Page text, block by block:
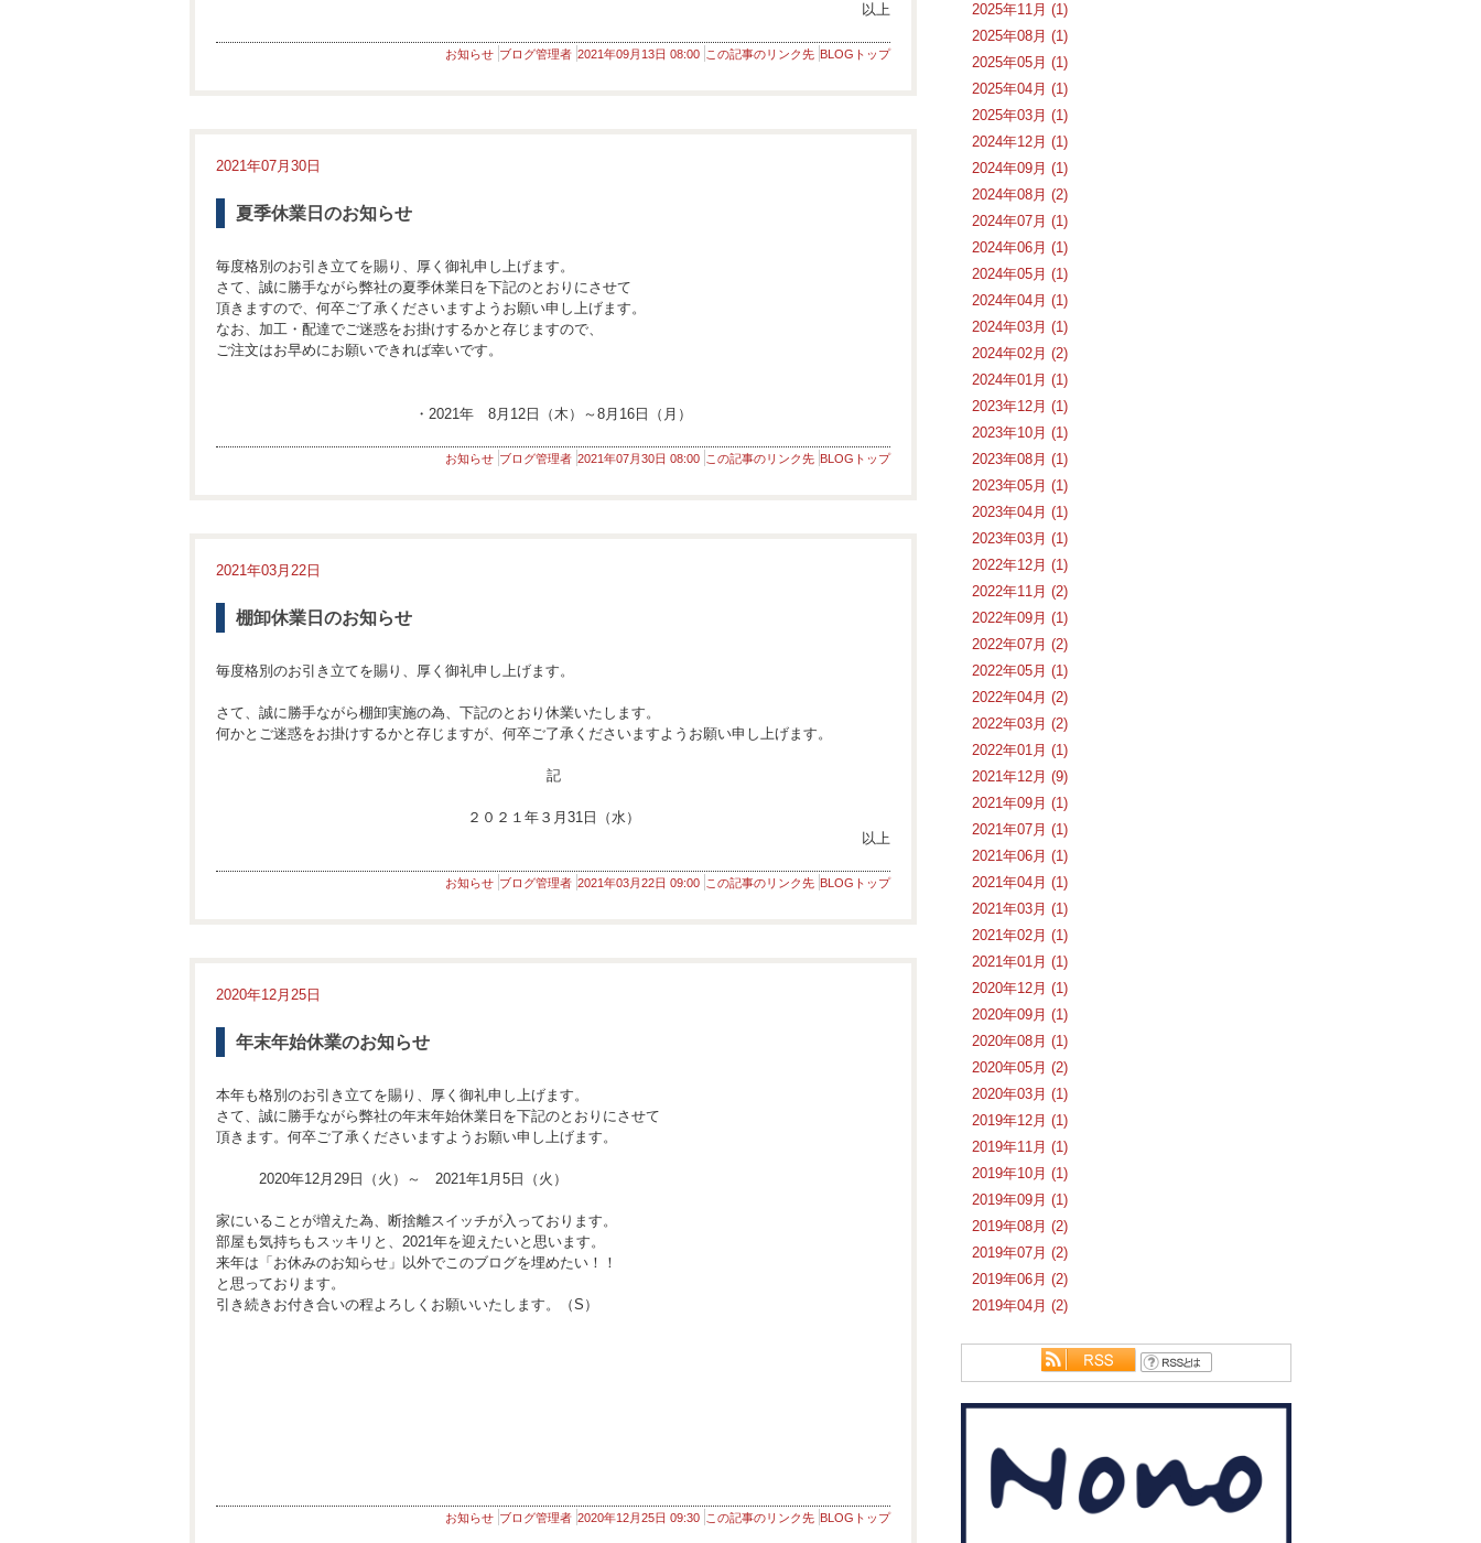
以上
お知らせ ブログ管理者 2021年09月13日 08:00 この記事のリンク先 BLOGトップ
2021年07月30日
夏季休業日のお知らせ
毎度格別のお引き立てを賜り、厚く御礼申し上げます。
さて、誠に勝手ながら弊社の夏季休業日を下記のとおりにさせて
頂きますので、何卒ご了承くださいますようお願い申し上げます。
なお、加工・配達でご迷惑をお掛けするかと存じますので、
ご注文はお早めにお願いできれば幸いです。
・2021年 8月12日（木）～8月16日（月）
お知らせ ブログ管理者 2021年07月30日 08:00 この記事のリンク先 BLOGトップ
2021年03月22日
棚卸休業日のお知らせ
毎度格別のお引き立てを賜り、厚く御礼申し上げます。
さて、誠に勝手ながら棚卸実施の為、下記のとおり休業いたします。
何かとご迷惑をお掛けするかと存じますが、何卒ご了承くださいますようお願い申し上げます。
記
２０２１年３月31日（水）
以上
お知らせ ブログ管理者 2021年03月22日 09:00 この記事のリンク先 BLOGトップ
2020年12月25日
年末年始休業のお知らせ
本年も格別のお引き立てを賜り、厚く御礼申し上げます。
さて、誠に勝手ながら弊社の年末年始休業日を下記のとおりにさせて
頂きます。何卒ご了承くださいますようお願い申し上げます。
2020年12月29日（火）～ 2021年1月5日（火）
家にいることが増えた為、断捨離スイッチが入っております。
部屋も気持ちもスッキリと、2021年を迎えたいと思います。
来年は「お休みのお知らせ」以外でこのブログを埋めたい！！
と思っております。
引き続きお付き合いの程よろしくお願いいたします。（S）
お知らせ ブログ管理者 2020年12月25日 09:30 この記事のリンク先 BLOGトップ
2025年11月 (1)
2025年08月 (1)
2025年05月 (1)
2025年04月 (1)
2025年03月 (1)
2024年12月 (1)
2024年09月 (1)
2024年08月 (2)
2024年07月 (1)
2024年06月 (1)
2024年05月 (1)
2024年04月 (1)
2024年03月 (1)
2024年02月 (2)
2024年01月 (1)
2023年12月 (1)
2023年10月 (1)
2023年08月 (1)
2023年05月 (1)
2023年04月 (1)
2023年03月 (1)
2022年12月 (1)
2022年11月 (2)
2022年09月 (1)
2022年07月 (2)
2022年05月 (1)
2022年04月 (2)
2022年03月 (2)
2022年01月 (1)
2021年12月 (9)
2021年09月 (1)
2021年07月 (1)
2021年06月 (1)
2021年04月 (1)
2021年03月 (1)
2021年02月 (1)
2021年01月 (1)
2020年12月 (1)
2020年09月 (1)
2020年08月 (1)
2020年05月 (2)
2020年03月 (1)
2019年12月 (1)
2019年11月 (1)
2019年10月 (1)
2019年09月 (1)
2019年08月 (2)
2019年07月 (2)
2019年06月 (2)
2019年04月 (2)